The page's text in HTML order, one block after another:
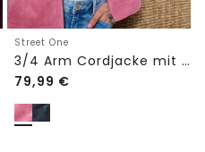
Street One
3/4 Arm Cordjacke mit Hemdkragen
79,99 €